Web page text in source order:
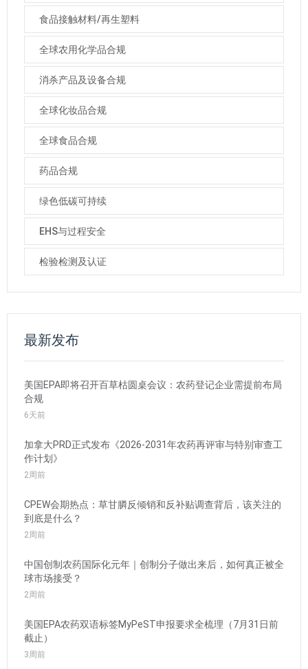
食品接触材料/再生塑料
全球农用化学品合规
消杀产品及设备合规
全球化妆品合规
全球食品合规
药品合规
绿色低碳可持续
EHS与过程安全
检验检测及认证
最新发布
美国EPA即将召开百草枯圆桌会议：农药登记企业需提前布局
合规
6天前
加拿大PRD正式发布《2026-2031年农药再评审与特别审查工
作计划》
2周前
CPEW会期热点：草甘膦反倾销和反补贴调查背后，该关注的
到底是什么？
2周前
中国创制农药国际化元年｜创制分子做出来后，如何真正被全
球市场接受？
2周前
美国EPA农药双语标签MyPeST申报要求全梳理（7月31日前
截止）
3周前